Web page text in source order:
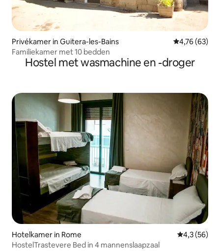
Privékamer in Guitera-les-Bains Gemiddelde
4,76 (63)
Familiekamer met 10 bedden
Hostel met wasmachine en -droger
Hotelkamer in Rome
4,3 (56)
HostelTrastevere Bed in 4 mannenslaapzaal